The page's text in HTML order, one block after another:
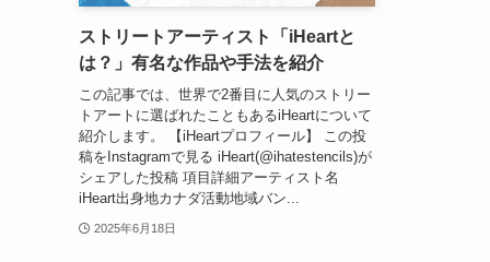
ストリートアーティスト「iHeartと
は？」有名な作品や手法を紹介
この記事では、世界で2番目に人気のストリー
トアートに選ばれたこともあるiHeartについて
紹介します。 【iHeartプロフィール】 この投
稿をInstagramで見る iHeart(@ihatestencils)が
シェアした投稿 項目詳細アーティスト名
iHeart出身地カナダ活動地域バン...
2025年6月18日